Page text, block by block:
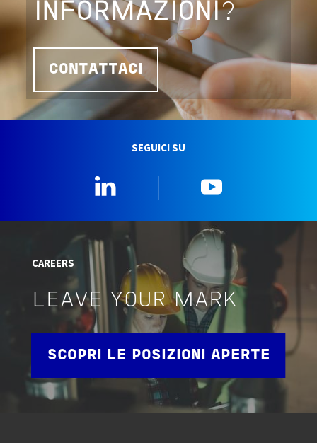
INFORMAZIONI?
CONTATTACI
SEGUICI SU
CAREERS
LEAVE YOUR MARK
SCOPRI LE POSIZIONI APERTE